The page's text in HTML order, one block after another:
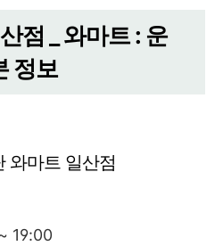
점 _ 와마트 : 운
정보
와마트 일산점
19:00